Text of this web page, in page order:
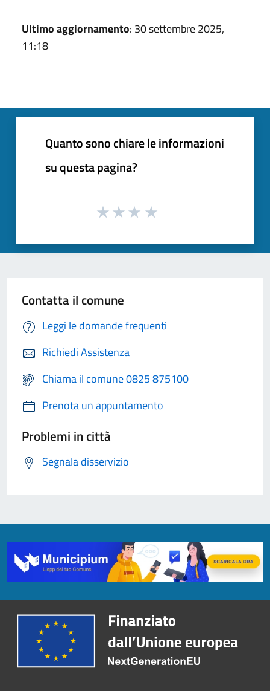
Ultimo aggiornamento: 30 settembre 2025,
11:18
Quanto sono chiare le informazioni
su questa pagina?
Contatta il comune
Leggi le domande frequenti
Richiedi Assistenza
Chiama il comune 0825 875100
Prenota un appuntamento
Problemi in città
Segnala disservizio